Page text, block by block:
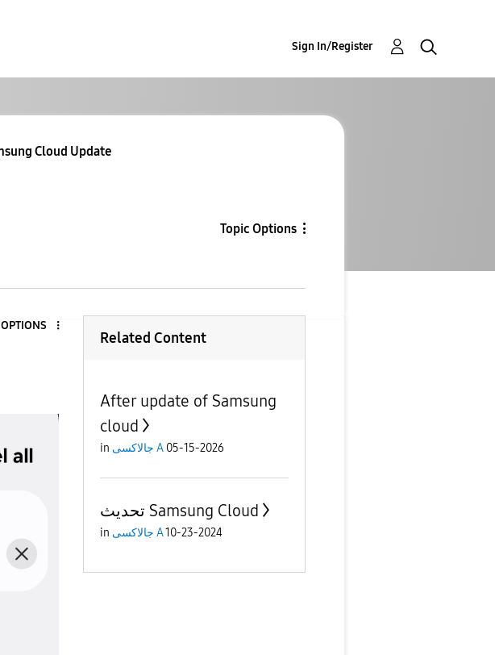
Sign In/Register
Cloud Update
Topic Options
OPTIONS
Related Content
After update of Samsung
cloud
in جالاكسى A 05-15-2026
تحديث Samsung Cloud
in جالاكسى A10-23-2024